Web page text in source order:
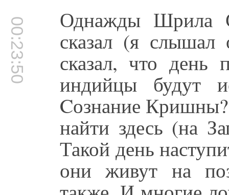
00:23:50 Однажды Шрила
сказал (я
сказал, что день
индийцы будут
Cознание
найти здесь (на
Такой день
они живут на